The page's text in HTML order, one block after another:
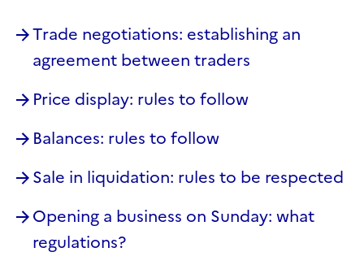
Trade negotiations: establishing an
agreement between traders
Price display: rules to follow
Balances: rules to follow
Sale in liquidation: rules to be respected
Opening a business on Sunday: what
regulations?